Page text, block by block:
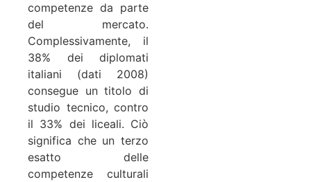
competenze da parte
del mercato.
Complessivamente, il
38% dei diplomati
italiani (dati 2008)
consegue un titolo di
studio tecnico, contro
il 33% dei liceali. Ciò
significa che un terzo
esatto delle
competenze culturali